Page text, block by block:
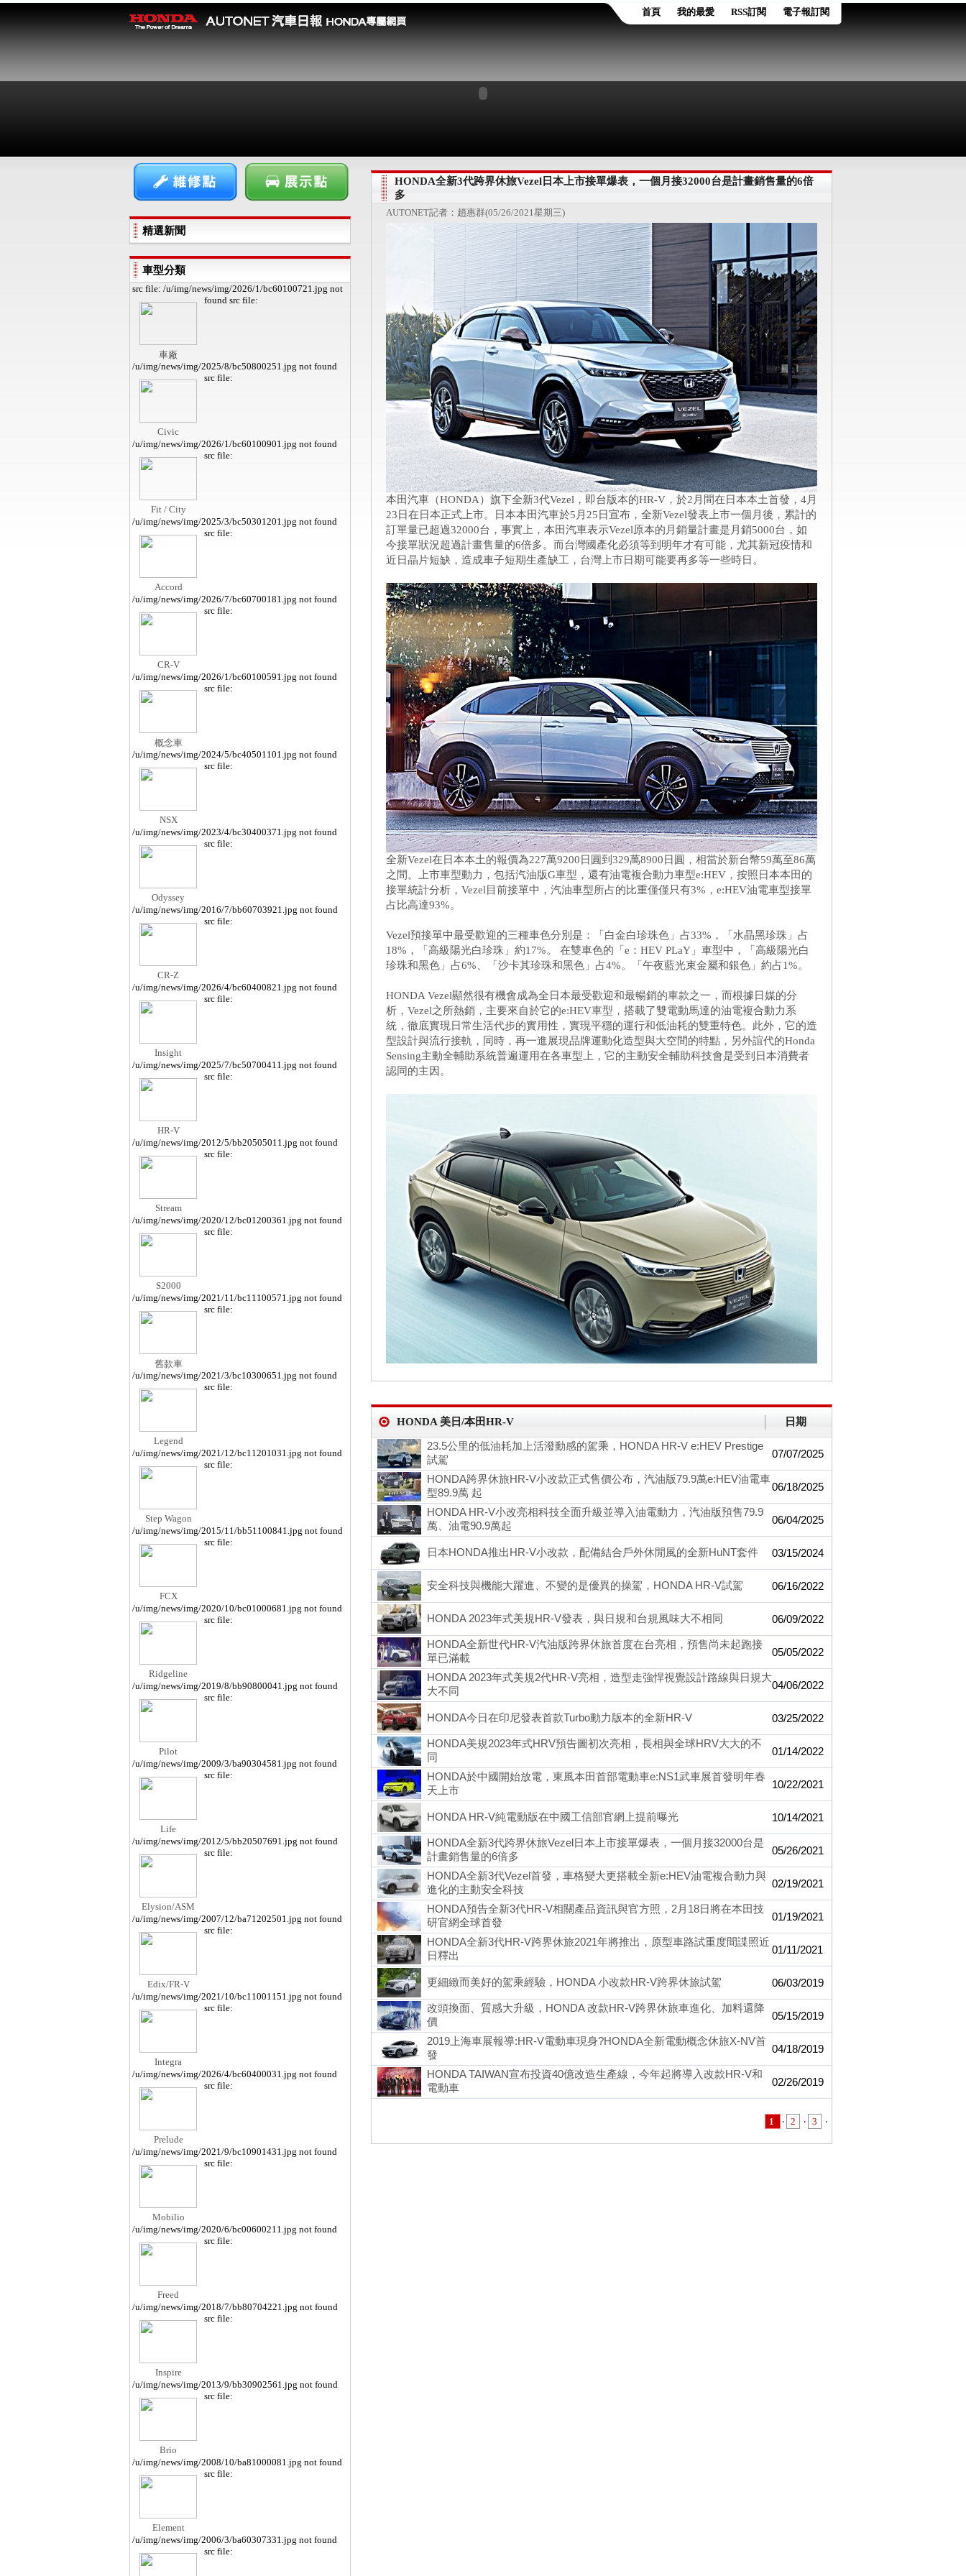
首頁 我的最愛 RSS訂閱 電子報訂閱
精選新聞
車型分類
src file: /u/img/news/img/2026/1/bc60100721.jpg not
found
車廠
src file:
/u/img/news/img/2025/8/bc50800251.jpg not found
Civic
src file:
/u/img/news/img/2026/1/bc60100901.jpg not found
Fit / City
src file:
/u/img/news/img/2025/3/bc50301201.jpg not found
Accord
src file:
/u/img/news/img/2026/7/bc60700181.jpg not found
CR-V
src file:
/u/img/news/img/2026/1/bc60100591.jpg not found
概念車
src file:
/u/img/news/img/2024/5/bc40501101.jpg not found
NSX
src file:
/u/img/news/img/2023/4/bc30400371.jpg not found
Odyssey
src file:
/u/img/news/img/2016/7/bb60703921.jpg not found
CR-Z
src file:
/u/img/news/img/2026/4/bc60400821.jpg not found
Insight
src file:
/u/img/news/img/2025/7/bc50700411.jpg not found
HR-V
src file:
/u/img/news/img/2012/5/bb20505011.jpg not found
Stream
src file:
/u/img/news/img/2020/12/bc01200361.jpg not found
S2000
src file:
/u/img/news/img/2021/11/bc11100571.jpg not found
舊款車
src file:
/u/img/news/img/2021/3/bc10300651.jpg not found
Legend
src file:
/u/img/news/img/2021/12/bc11201031.jpg not found
Step Wagon
src file:
/u/img/news/img/2015/11/bb51100841.jpg not found
FCX
src file:
/u/img/news/img/2020/10/bc01000681.jpg not found
Ridgeline
src file:
/u/img/news/img/2019/8/bb90800041.jpg not found
Pilot
src file:
/u/img/news/img/2009/3/ba90304581.jpg not found
Life
src file:
/u/img/news/img/2012/5/bb20507691.jpg not found
Elysion/ASM
src file:
/u/img/news/img/2007/12/ba71202501.jpg not found
Edix/FR-V
src file:
/u/img/news/img/2021/10/bc11001151.jpg not found
Integra
src file:
/u/img/news/img/2026/4/bc60400031.jpg not found
Prelude
src file:
/u/img/news/img/2021/9/bc10901431.jpg not found
Mobilio
src file:
/u/img/news/img/2020/6/bc00600211.jpg not found
Freed
src file:
/u/img/news/img/2018/7/bb80704221.jpg not found
Inspire
src file:
/u/img/news/img/2013/9/bb30902561.jpg not found
Brio
src file:
/u/img/news/img/2008/10/ba81000081.jpg not found
Element
src file:
/u/img/news/img/2006/3/ba60307331.jpg not found
src file:
HONDA全新3代跨界休旅Vezel日本上市接單爆表，一個月接32000台是計畫銷售量的6倍
多
AUTONET記者：趙惠群(05/26/2021星期三)
本田汽車（HONDA）旗下全新3代Vezel，即台版本的HR-V，於2月間在日本本土首發，4月
23日在日本正式上市。日本本田汽車於5月25日宣布，全新Vezel發表上市一個月後，累計的
訂單量已超過32000台，事實上，本田汽車表示Vezel原本的月銷量計畫是月銷5000台，如
今接單狀況超過計畫售量的6倍多。而台灣國產化必須等到明年才有可能，尤其新冠疫情和
近日晶片短缺，造成車子短期生產缺工，台灣上市日期可能要再多等一些時日。
全新Vezel在日本本土的報價為227萬9200日圓到329萬8900日圓，相當於新台幣59萬至86萬
之間。上市車型動力，包括汽油版G車型，還有油電複合動力車型e:HEV，按照日本本田的
接單統計分析，Vezel目前接單中，汽油車型所占的比重僅僅只有3%，e:HEV油電車型接單
占比高達93%。
Vezel預接單中最受歡迎的三種車色分別是：「白金白珍珠色」占33%，「水晶黑珍珠」占
18%，「高級陽光白珍珠」約17%。 在雙車色的「e：HEV PLaY」車型中，「高級陽光白
珍珠和黑色」占6%、「沙卡其珍珠和黑色」占4%。「午夜藍光束金屬和銀色」約占1%。
HONDA Vezel顯然很有機會成為全日本最受歡迎和最暢銷的車款之一，而根據日媒的分
析，Vezel之所熱銷，主要來自於它的e:HEV車型，搭載了雙電動馬達的油電複合動力系
統，徹底實現日常生活代步的實用性，實現平穩的運行和低油耗的雙重特色。此外，它的造
型設計與流行接軌，同時，再一進展現品牌運動化造型與大空間的特點，另外誼代的Honda
Sensing主動全輔助系統普遍運用在各車型上，它的主動安全輔助科技會是受到日本消費者
認同的主因。
HONDA 美日/本田HR-V 日期
23.5公里的低油耗加上活潑動感的駕乘，HONDA HR-V e:HEV Prestige
試駕
07/07/2025
HONDA跨界休旅HR-V小改款正式售價公布，汽油版79.9萬e:HEV油電車
型89.9萬 起
06/18/2025
HONDA HR-V小改亮相科技全面升級並導入油電動力，汽油版預售79.9
萬、油電90.9萬起
06/04/2025
日本HONDA推出HR-V小改款，配備結合戶外休閒風的全新HuNT套件 03/15/2024
安全科技與機能大躍進、不變的是優異的操駕，HONDA HR-V試駕 06/16/2022
HONDA 2023年式美規HR-V發表，與日規和台規風味大不相同 06/09/2022
HONDA全新世代HR-V汽油版跨界休旅首度在台亮相，預售尚未起跑接
單已滿載
05/05/2022
HONDA 2023年式美規2代HR-V亮相，造型走強悍視覺設計路線與日規大
大不同
04/06/2022
HONDA今日在印尼發表首款Turbo動力版本的全新HR-V 03/25/2022
HONDA美規2023年式HRV預告圖初次亮相，長相與全球HRV大大的不
同
01/14/2022
HONDA於中國開始放電，東風本田首部電動車e:NS1武車展首發明年春
天上市
10/22/2021
HONDA HR-V純電動版在中國工信部官網上提前曝光 10/14/2021
HONDA全新3代跨界休旅Vezel日本上市接單爆表，一個月接32000台是
計畫銷售量的6倍多
05/26/2021
HONDA全新3代Vezel首發，車格變大更搭載全新e:HEV油電複合動力與
進化的主動安全科技
02/19/2021
HONDA預告全新3代HR-V相關產品資訊與官方照，2月18日將在本田技
研官網全球首發
01/19/2021
HONDA全新3代HR-V跨界休旅2021年將推出，原型車路試重度間諜照近
日釋出
01/11/2021
更細緻而美好的駕乘經驗，HONDA 小改款HR-V跨界休旅試駕 06/03/2019
改頭換面、質感大升級，HONDA 改款HR-V跨界休旅車進化、加料還降
價
05/15/2019
2019上海車展報導:HR-V電動車現身?HONDA全新電動概念休旅X-NV首
發
04/18/2019
HONDA TAIWAN宣布投資40億改造生產線，今年起將導入改款HR-V和
電動車
02/26/2019
1 ‧ 2 ‧ 3 ‧